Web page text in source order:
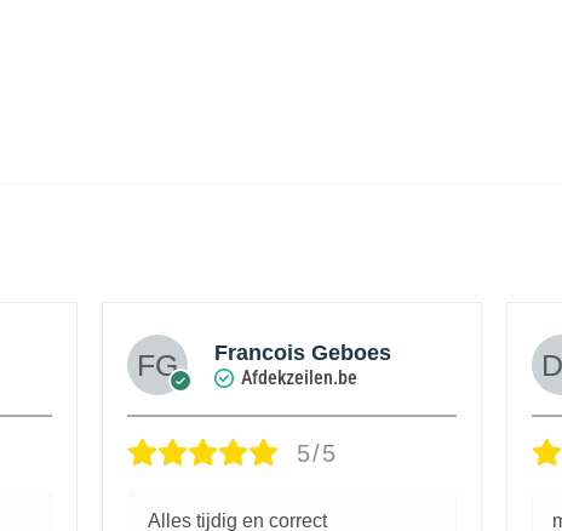
Francois Geboes
Afdekzeilen.be
5/5
Alles tijdig en correct